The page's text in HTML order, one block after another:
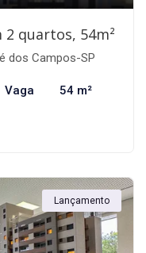
quartos, 54m²
dos Campos-SP
Vaga 54 m²
Lançamento